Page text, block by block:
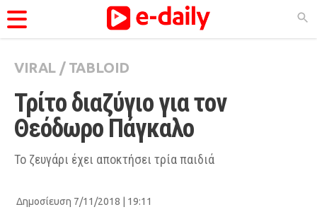
ΚΑΤΗΓΟΡΊΕΣ
Ειδήσεις
Θέματα
Videos
Viral
VIRAL / TABLOID
Τρίτο διαζύγιο για τον
Θεόδωρο Πάγκαλο
Το ζευγάρι έχει αποκτήσει τρία παιδιά
Δημοσίευση 7/11/2018 | 19:11